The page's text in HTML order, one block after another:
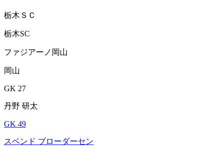
栃木ＳＣ
栃木SC
ファジアーノ岡山
岡山
GK 27
丹野 研太
GK 49
スベンド ブローダーセン